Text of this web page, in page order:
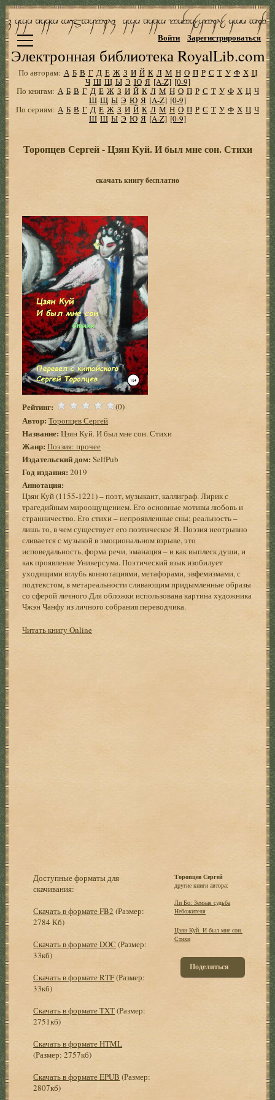
Электронная библиотека RoyalLib.com
Войти Зарегистрироваться
По авторам: А Б В Г Д Е Ж З И Й К Л М Н О П Р С Т У Ф Х Ц
Ч Ш Щ Ы Э Ю Я [A-Z] [0-9]
По книгам: А Б В Г Д Е Ж З И Й К Л М Н О П Р С Т У Ф Х Ц Ч
Ш Щ Ы Э Ю Я [A-Z] [0-9]
По сериям: А Б В Г Д Е Ж З И Й К Л М Н О П Р С Т У Ф Х Ц Ч
Ш Щ Ы Э Ю Я [A-Z] [0-9]
Торопцев Сергей - Цзян Куй. И был мне сон. Стихи
скачать книгу бесплатно
Рейтинг: (0)
Автор: Торопцев Сергей
Название: Цзян Куй. И был мне сон. Стихи
Жанр: Поэзия: прочее
Издательский дом: SelfPub
Год издания:2019
Аннотация:
Цзян Куй (1155-1221) – поэт, музыкант, каллиграф. Лирик с
трагедийным мироощущением. Его основные мотивы любовь и
странничество. Его стихи – непроявленные сны; реальность –
лишь то, в чем существует его поэтическое Я. Поэзия неотрывно
сливается с музыкой в эмоциональном взрыве, это
исповедальность, форма речи, эманация – и как выплеск души, и
как проявление Универсума. Поэтический язык изобилует
уходящими вглубь коннотациями, метафорами, эвфемизмами, с
подтекстом, в метареальности сливающим придымленные образы
со сферой личного.Для обложки использована картина художника
Чжэн Чанфу из личного собрания переводчика.
Читать книгу Online
Доступные форматы для
скачивания:
Скачать в формате FB2 (Размер:
2784 Кб)
Скачать в формате DOC (Размер:
33кб)
Скачать в формате RTF(Размер:
33кб)
Скачать в формате TXT(Размер:
2751кб)
Скачать в формате HTML
(Размер: 2757кб)
Скачать в формате EPUB (Размер:
2807кб)
Торопцев Сергей
другие книги автора:
Ли Бо: Земная судьба
Небожителя
Цзян Куй. И был мне сон.
Стихи
Поделиться